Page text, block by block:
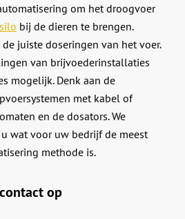
om het droogvoer
silo bij de dieren te brengen.
juiste doseringen van het voer.
van brijvoederinstallaties
mogelijk. Denk aan de
met kabel of
en de dosators. We
wat voor uw bedrijf de meest
methode is.
op